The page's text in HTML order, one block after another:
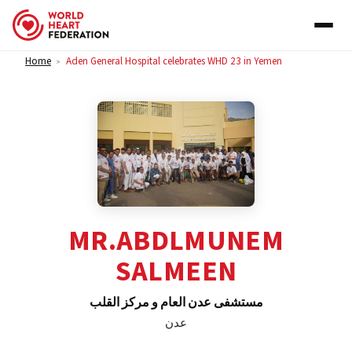
Skip to content
Home > Aden General Hospital celebrates WHD 23 in Yemen
MR.ABDLMUNEM
SALMEEN
مستشفى عدن العام و مركز القلب
عدن